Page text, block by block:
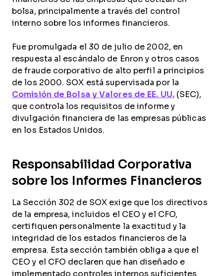
bolsa, principalmente a través del control
interno sobre los informes financieros.
Fue promulgada el 30 de julio de 2002, en
respuesta al escándalo de Enron y otros casos
de fraude corporativo de alto perfil a principios
de los 2000. SOX está supervisada por la
Comisión de Bolsa y Valores de EE. UU.(SEC),
que controla los requisitos de informe y
divulgación financiera de las empresas públicas
en los Estados Unidos.
Responsabilidad Corporativa
sobre los Informes Financieros
La Sección 302 de SOX exige que los directivos
de la empresa, incluidos el CEO y el CFO,
certifiquen personalmente la exactitud y la
integridad de los estados financieros de la
empresa. Esta sección también obliga a que el
CEO y el CFO declaren que han diseñado e
implementado controles internos suficientes